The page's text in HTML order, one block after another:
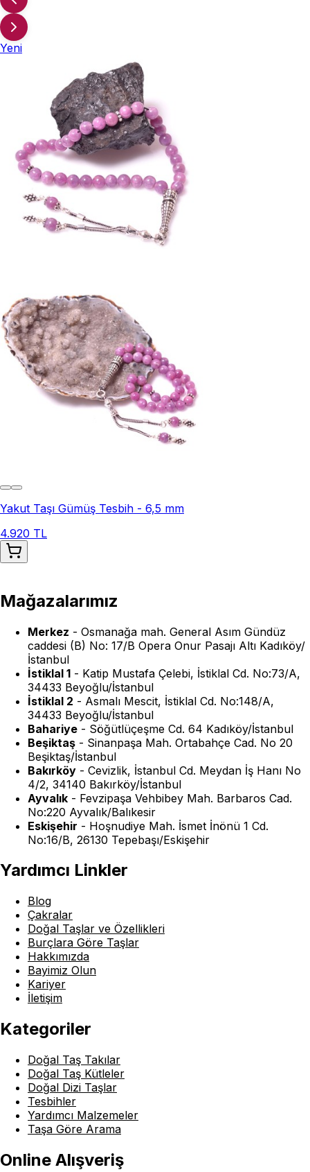
Yeni
Yakut Taşı Gümüş Tesbih - 6,5 mm
4.920 TL
Mağazalarımız
Merkez - Osmanağa mah. General Asım Gündüz
caddesi (B) No: 17/B Opera Onur Pasajı Altı Kadıköy/
İstanbul
İstiklal 1 - Katip Mustafa Çelebi, İstiklal Cd. No:73/A,
34433 Beyoğlu/İstanbul
İstiklal 2 - Asmalı Mescit, İstiklal Cd. No:148/A,
34433 Beyoğlu/İstanbul
Bahariye - Söğütlüçeşme Cd. 64 Kadıköy/İstanbul
Beşiktaş - Sinanpaşa Mah. Ortabahçe Cad. No 20
Beşiktaş/İstanbul
Bakırköy - Cevizlik, İstanbul Cd. Meydan İş Hanı No
4/2, 34140 Bakırköy/İstanbul
Ayvalık - Fevzipaşa Vehbibey Mah. Barbaros Cad.
No:220 Ayvalık/Balıkesir
Eskişehir - Hoşnudiye Mah. İsmet İnönü 1 Cd.
No:16/B, 26130 Tepebaşı/Eskişehir
Yardımcı Linkler
Blog
Çakralar
Doğal Taşlar ve Özellikleri
Burçlara Göre Taşlar
Hakkımızda
Bayimiz Olun
Kariyer
İletişim
Kategoriler
Doğal Taş Takılar
Doğal Taş Kütleler
Doğal Dizi Taşlar
Tesbihler
Yardımcı Malzemeler
Taşa Göre Arama
Online Alışveriş